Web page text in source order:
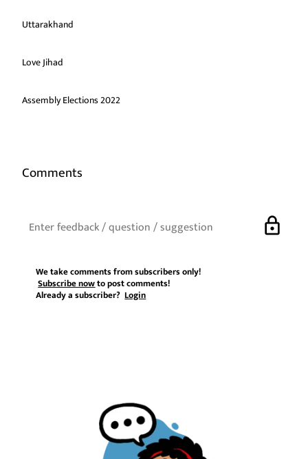
Uttarakhand
Love Jihad
Assembly Elections 2022
Comments
lock
We take comments from subscribers only!
Subscribe nowto post comments!
Already a subscriber?Login